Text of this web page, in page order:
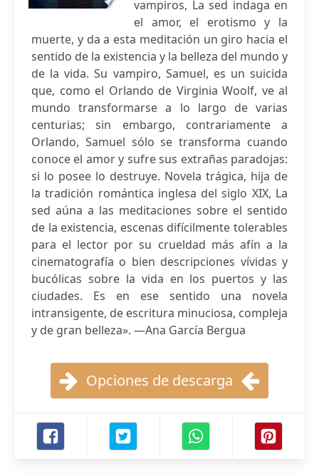
vampiros, La sed indaga en
el amor, el erotismo y la
muerte, y da a esta meditación un giro hacia el
sentido de la existencia y la belleza del mundo y
de la vida. Su vampiro, Samuel, es un suicida
que, como el Orlando de Virginia Woolf, ve al
mundo transformarse a lo largo de varias
centurias; sin embargo, contrariamente a
Orlando, Samuel sólo se transforma cuando
conoce el amor y sufre sus extrañas paradojas:
si lo posee lo destruye. Novela trágica, hija de
la tradición romántica inglesa del siglo XIX, La
sed aúna a las meditaciones sobre el sentido
de la existencia, escenas difícilmente tolerables
para el lector por su crueldad más afín a la
cinematografía o bien descripciones vívidas y
bucólicas sobre la vida en los puertos y las
ciudades. Es en ese sentido una novela
intransigente, de escritura minuciosa, compleja
y de gran belleza». —Ana García Bergua
Opciones de descarga